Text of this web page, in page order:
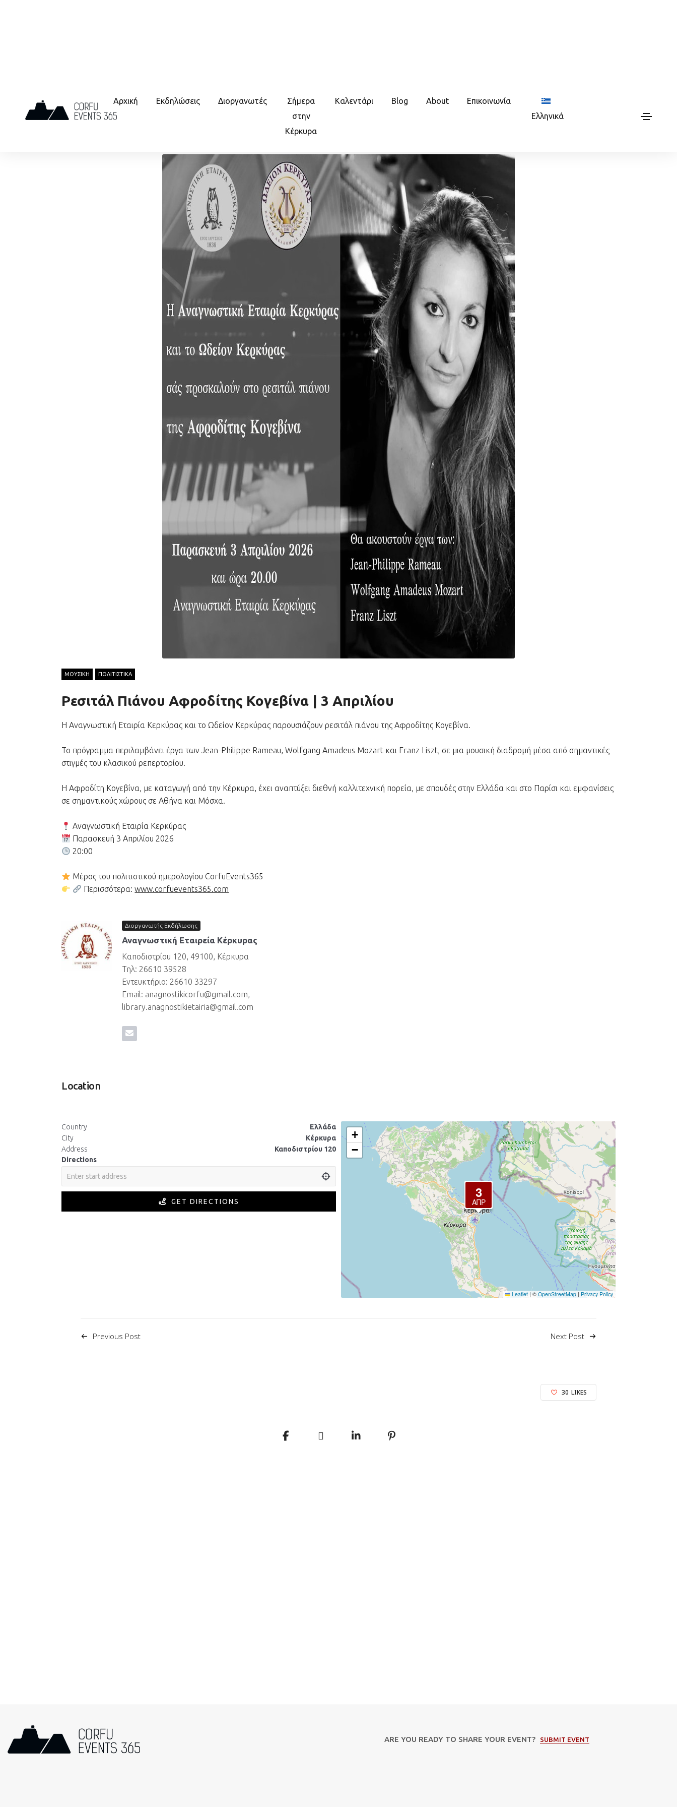
ΑΠΡ Ρεσιτάλ Πιάνου Αφροδίτης Κογεβίνα | 3 Απριλίου
ΜΟΥΣΙΚΗ ΠΟΛΙΤΙΣΤΙΚΑ
Ρεσιτάλ Πιάνου Αφροδίτης Κογεβίνα | 3 Απριλίου
Η Αναγνωστική Εταιρία Κερκύρας και το Ωδείον Κερκύρας παρουσιάζουν ρεσιτάλ πιάνου της Αφροδίτης Κογεβίνα.
Το πρόγραμμα περιλαμβάνει έργα των Jean-Philippe Rameau, Wolfgang Amadeus Mozart και Franz Liszt, σε μια μουσική διαδρομή μέσα από σημαντικές
στιγμές του κλασικού ρεπερτορίου.
Η Αφροδίτη Κογεβίνα, με καταγωγή από την Κέρκυρα, έχει αναπτύξει διεθνή καλλιτεχνική πορεία, με σπουδές στην Ελλάδα και στο Παρίσι και εμφανίσεις
σε σημαντικούς χώρους σε Αθήνα και Μόσχα.
Αναγνωστική Εταιρία Κερκύρας
Παρασκευή 3 Απριλίου 2026
20:00
Μέρος του πολιτιστικού ημερολογίου CorfuEvents365
Περισσότερα:www.corfuevents365.com
Διοργανωτής Εκδήλωσης
Αναγνωστική Εταιρεία Κέρκυρας
Καποδιστρίου 120, 49100, Κέρκυρα
Τηλ: 26610 39528
Εντευκτήριο: 26610 33297
Email: anagnostikicorfu@gmail.com,
library.anagnostikietairia@gmail.com
Location
Country
Ελλάδα
City
Κέρκυρα
Address
Καποδιστρίου 120
Directions
GET DIRECTIONS
3
ΑΠΡ
+
−
Leaflet | © OpenStreetMap | Privacy Policy
Previous Post Next Post
30 LIKES
ARE YOU READY TO SHARE YOUR EVENT? SUBMIT EVENT